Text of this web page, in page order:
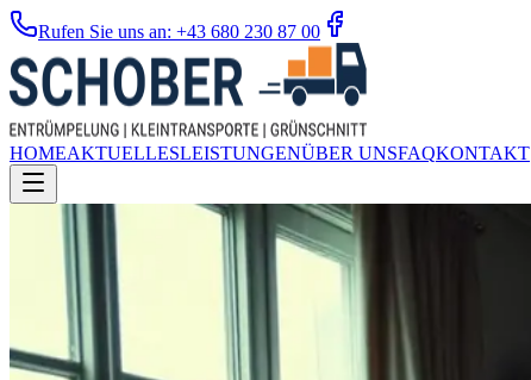
Rufen Sie uns an: +43 680 230 87 00
HOMEAKTUELLESLEISTUNGENÜBER UNSFAQKONTAKT